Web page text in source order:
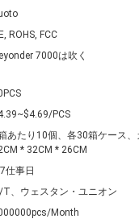
ROHS, FCC
7000は吹く
PCS
あたり10個、各30箱ケース、
* 32CM * 26CM
仕事日
、ウェスタン・ユニオン
Month